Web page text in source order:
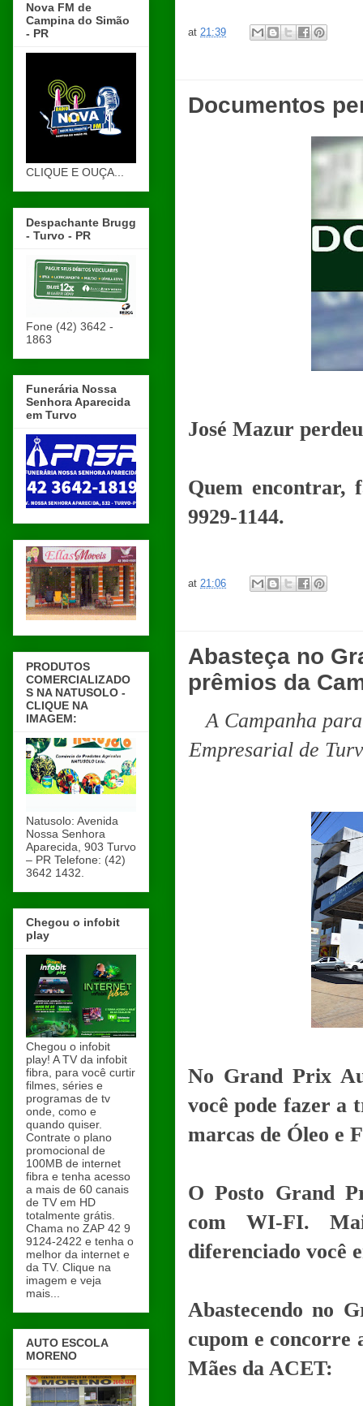
at 21:39
Documentos
José Mazur
Quem encontrar,
9929-1144.
at 21:06
Abasteça no
prêmios da
A Campanha
Empresarial de
No Grand Prix
você pode fazer a
marcas de Óleo e
O Posto Grand
com WI-FI.
diferenciado você
Abastecendo no
cupom e concorre
Mães da ACET:
Nova FM de
Campina do Simão
- PR
CLIQUE E OUÇA...
Despachante Brugg
- Turvo - PR
Fone (42) 3642 -
1863
Funerária Nossa
Senhora Aparecida
em Turvo
PRODUTOS
COMERCIALIZADO
S NA NATUSOLO -
CLIQUE NA
IMAGEM:
Natusolo: Avenida
Nossa Senhora
Aparecida, 903 Turvo
– PR Telefone: (42)
3642 1432.
Chegou o infobit
play
Chegou o infobit
play! A TV da infobit
fibra, para você curtir
filmes, séries e
programas de tv
onde, como e
quando quiser.
Contrate o plano
promocional de
100MB de internet
fibra e tenha acesso
a mais de 60 canais
de TV em HD
totalmente grátis.
Chama no ZAP 42 9
9124-2422 e tenha o
melhor da internet e
da TV. Clique na
imagem e veja
mais...
AUTO ESCOLA
MORENO